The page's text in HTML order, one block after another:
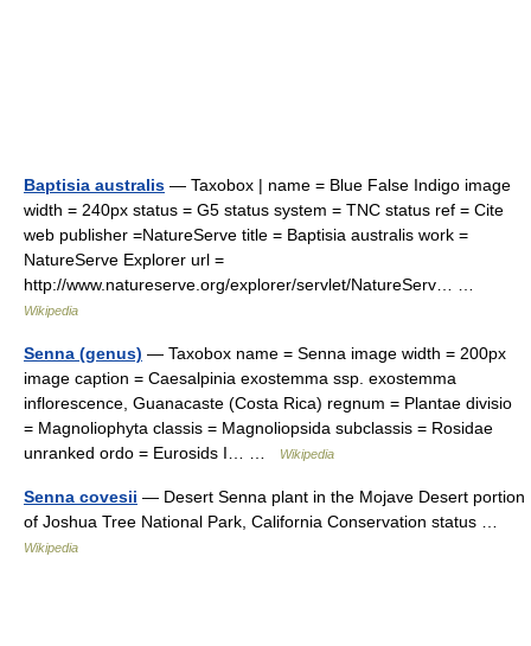
Baptisia australis — Taxobox | name = Blue False Indigo image
width = 240px status = G5 status system = TNC status ref = Cite
web publisher =NatureServe title = Baptisia australis work =
NatureServe Explorer url =
http://www.natureserve.org/explorer/servlet/NatureServ… …
Wikipedia
Senna (genus) — Taxobox name = Senna image width = 200px
image caption = Caesalpinia exostemma ssp. exostemma
inflorescence, Guanacaste (Costa Rica) regnum = Plantae divisio
= Magnoliophyta classis = Magnoliopsida subclassis = Rosidae
unranked ordo = Eurosids I… …
Wikipedia
Senna covesii — Desert Senna plant in the Mojave Desert portion
of Joshua Tree National Park, California Conservation status …
Wikipedia